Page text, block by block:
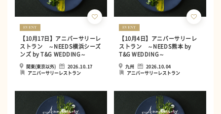
EVENT
【10月17日】アニバーサリーレ
ストラン ～NEEDS横浜シーズ
ンズ by T&G WEDDING～
関東(東京以外)
2026.10.17
アニバーサリーレストラン
EVENT
【10月4日】アニバーサリーレ
ストラン ～NEEDS熊本 by
T&G WEDDING～
九州
2026.10.04
アニバーサリーレストラン